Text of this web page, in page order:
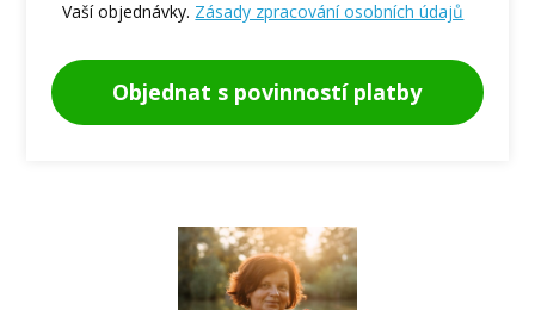
Vaší objednávky. Zásady zpracování osobních údajů
Objednat s povinností platby